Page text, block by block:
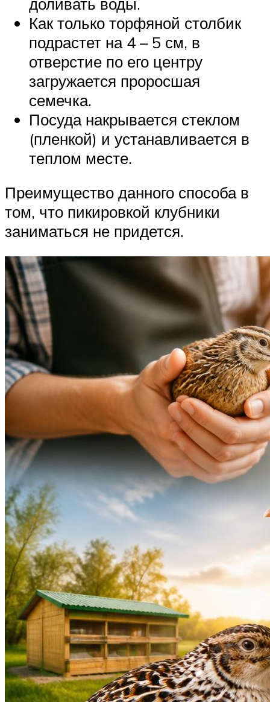
Как только торфяной столбик
подрастет на 4 – 5 см, в
отверстие по его центру
загружается проросшая
семечка.
Посуда накрывается стеклом
(пленкой) и устанавливается в
теплом месте.
Преимущество данного способа в
том, что пикировкой клубники
заниматься не придется.